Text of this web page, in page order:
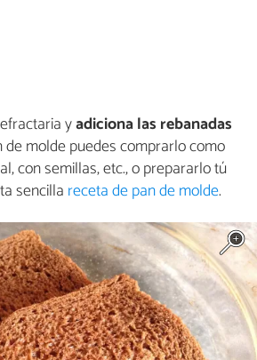
yadiciona las rebanadas
de molde puedes comprarlo como
con semillas, etc., o prepararlo tú
sencilla receta de pan de molde.